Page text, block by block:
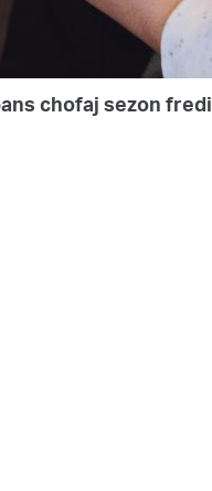
chofaj sezon fredi